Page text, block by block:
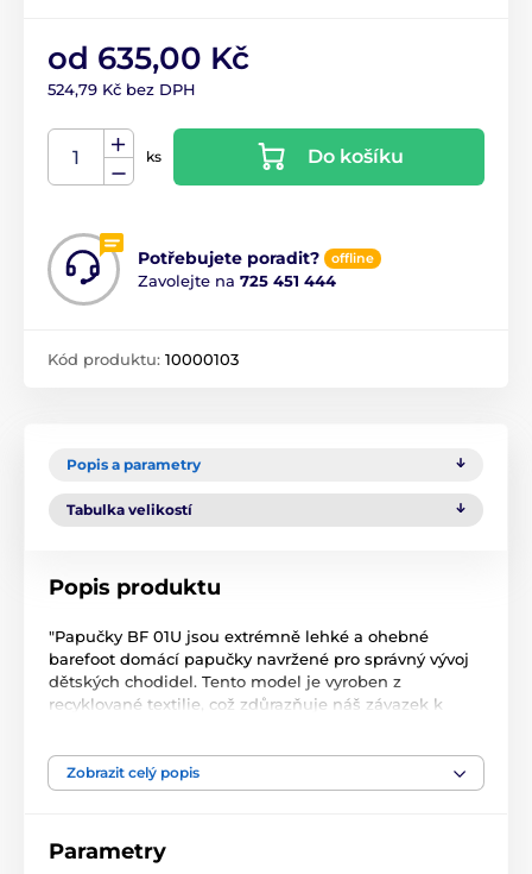
od 635,00 Kč
524,79 Kč bez DPH
ks Do košíku
Potřebujete poradit? offline
Zavolejte na 725 451 444
Kód produktu: 10000103
Popis a parametry
Tabulka velikostí
Popis produktu
"Papučky BF 01U jsou extrémně lehké a ohebné
barefoot domácí papučky navržené pro správný vývoj
dětských chodidel. Tento model je vyroben z
recyklované textilie, což zdůrazňuje náš závazek k
zajišťuje maximální pohodlí. BF 01U jsou ideální pro
nohy ve tvaru „ploutvička“ s dominantním palcem a
je extrémně odolná a ohebná. Tato konstrukce
pomáhá podporovat přirozený pohyb dětských
Zobrazit celý popis
Parametry